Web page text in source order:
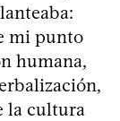
mi punto
humana,
la cultura